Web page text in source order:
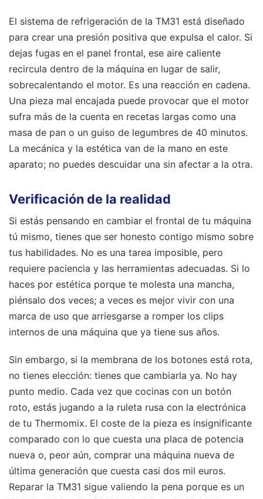
El sistema de refrigeración de la TM31 está diseñado
para crear una presión positiva que expulsa el calor. Si
dejas fugas en el panel frontal, ese aire caliente
recircula dentro de la máquina en lugar de salir,
sobrecalentando el motor. Es una reacción en cadena.
Una pieza mal encajada puede provocar que el motor
sufra más de la cuenta en recetas largas como una
masa de pan o un guiso de legumbres de 40 minutos.
La mecánica y la estética van de la mano en este
aparato; no puedes descuidar una sin afectar a la otra.
Verificación de la realidad
Si estás pensando en cambiar el frontal de tu máquina
tú mismo, tienes que ser honesto contigo mismo sobre
tus habilidades. No es una tarea imposible, pero
requiere paciencia y las herramientas adecuadas. Si lo
haces por estética porque te molesta una mancha,
piénsalo dos veces; a veces es mejor vivir con una
marca de uso que arriesgarse a romper los clips
internos de una máquina que ya tiene sus años.
Sin embargo, si la membrana de los botones está rota,
no tienes elección: tienes que cambiarla ya. No hay
punto medio. Cada vez que cocinas con un botón
roto, estás jugando a la ruleta rusa con la electrónica
de tu Thermomix. El coste de la pieza es insignificante
comparado con lo que cuesta una placa de potencia
nueva o, peor aún, comprar una máquina nueva de
última generación que cuesta casi dos mil euros.
Reparar la TM31 sigue valiendo la pena porque es un